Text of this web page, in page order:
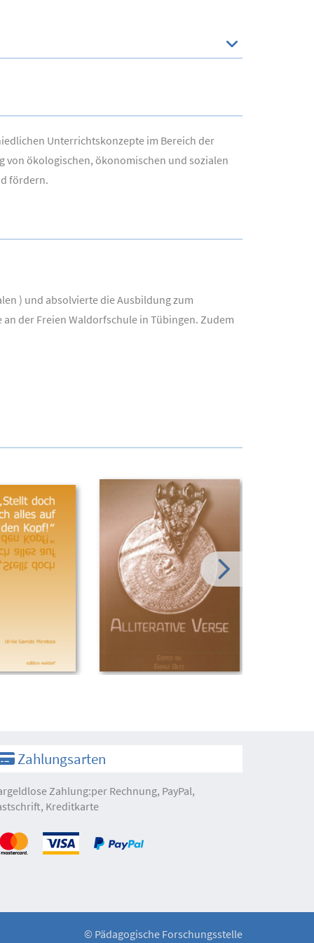
Unterrichtskonzepte im Bereich der
von ökologischen, ökonomischen und sozialen
fördern.
) und absolvierte die Ausbildung zum
der Freien Waldorfschule in Tübingen. Zudem
Zahlungsarten
Zahlung:per Rechnung, PayPal,
Kreditkarte
© Pädagogische Forschungsstelle